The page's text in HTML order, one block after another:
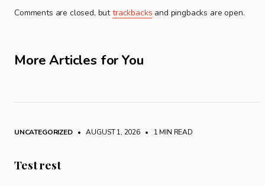
Comments are closed, buttrackbacks and pingbacks are open.
More Articles for You
UNCATEGORIZED • AUGUST 1, 2026 • 1 MIN READ
Test rest